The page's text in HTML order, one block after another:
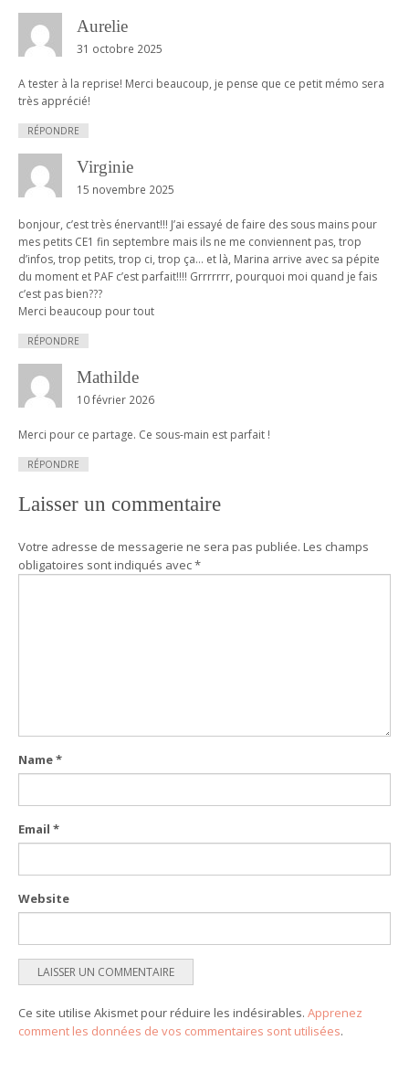
Aurelie
31 octobre 2025
A tester à la reprise! Merci beaucoup, je pense que ce petit mémo sera
très apprécié!
RÉPONDRE
Virginie
15 novembre 2025
bonjour, c’est très énervant!!! J’ai essayé de faire des sous mains pour
mes petits CE1 fin septembre mais ils ne me conviennent pas, trop
d’infos, trop petits, trop ci, trop ça… et là, Marina arrive avec sa pépite
du moment et PAF c’est parfait!!!! Grrrrrrr, pourquoi moi quand je fais
c’est pas bien???
Merci beaucoup pour tout
RÉPONDRE
Mathilde
10 février 2026
Merci pour ce partage. Ce sous-main est parfait !
RÉPONDRE
Laisser un commentaire
Votre adresse de messagerie ne sera pas publiée. Les champs
obligatoires sont indiqués avec*
Name*
Email *
Website
Ce site utilise Akismet pour réduire les indésirables. Apprenez
comment les données de vos commentaires sont utilisées.